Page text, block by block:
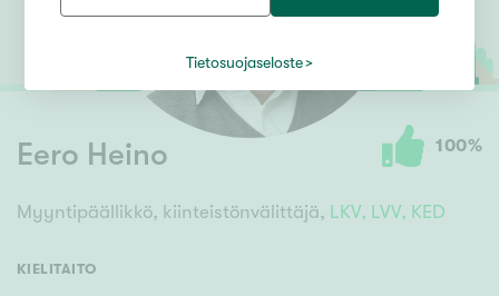
Eero Heino 100%
Myyntipäällikkö, kiinteistönvälittäjä, LKV, LVV, KED
KIELITAITO
Tietosuojaseloste